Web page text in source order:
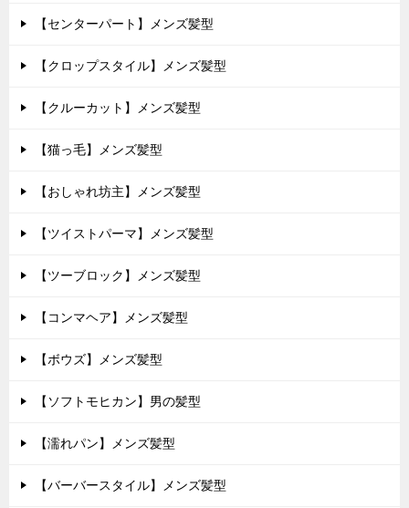
【センターパート】メンズ髪型
【クロップスタイル】メンズ髪型
【クルーカット】メンズ髪型
【猫っ毛】メンズ髪型
【おしゃれ坊主】メンズ髪型
【ツイストパーマ】メンズ髪型
【ツーブロック】メンズ髪型
【コンマヘア】メンズ髪型
【ボウズ】メンズ髪型
【ソフトモヒカン】男の髪型
【濡れパン】メンズ髪型
【バーバースタイル】メンズ髪型